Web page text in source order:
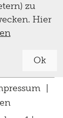
zu
Hier
Ok